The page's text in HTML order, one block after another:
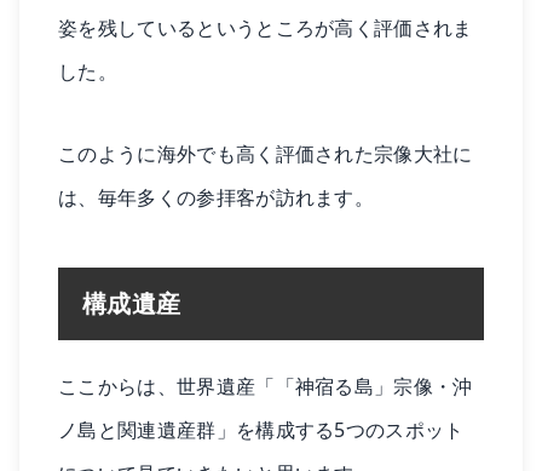
姿を残しているというところが高く評価されま
した。
このように海外でも高く評価された宗像大社に
は、毎年多くの参拝客が訪れます。
構成遺産
ここからは、世界遺産「「神宿る島」宗像・沖
ノ島と関連遺産群」を構成する5つのスポット